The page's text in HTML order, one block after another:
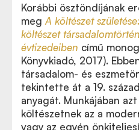
Korábbi ösztöndíjának
meg A költészet
költészet
évtizedeiben című
Könyvkiadó, 2017).
társadalom- és
tekintette át a 19.
anyagát. Munkájában
költészetnek az a
vagy az egyén